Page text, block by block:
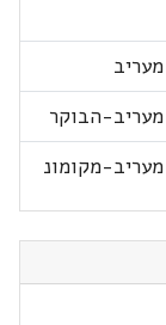
מעריב
מעריב-הבוקר
מעריב-מקומונ